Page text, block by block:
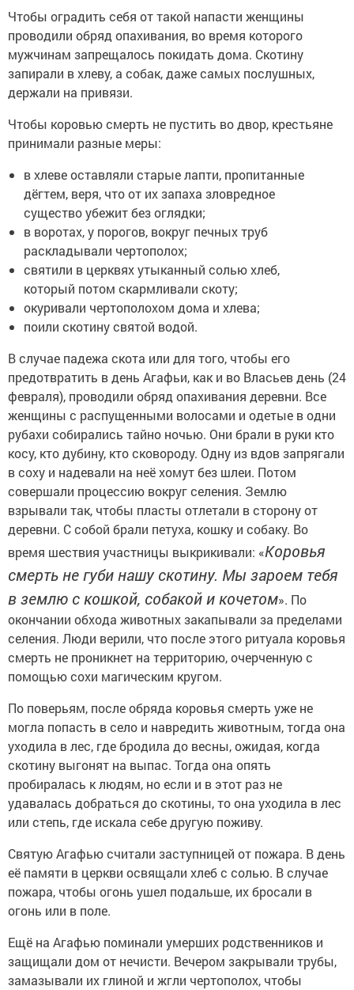
Чтобы оградить себя от такой напасти женщины
проводили обряд опахивания, во время которого
мужчинам запрещалось покидать дома. Скотину
запирали в хлеву, а собак, даже самых послушных,
держали на привязи.
Чтобы коровью смерть не пустить во двор, крестьяне
принимали разные меры:
в хлеве оставляли старые лапти, пропитанные
дёгтем, веря, что от их запаха зловредное
существо убежит без оглядки;
в воротах, у порогов, вокруг печных труб
раскладывали чертополох;
святили в церквях утыканный солью хлеб,
который потом скармливали скоту;
окуривали чертополохом дома и хлева;
поили скотину святой водой.
В случае падежа скота или для того, чтобы его
предотвратить в день Агафьи, как и во Власьев день (24
февраля), проводили обряд опахивания деревни. Все
женщины с распущенными волосами и одетые в одни
рубахи собирались тайно ночью. Они брали в руки кто
косу, кто дубину, кто сковороду. Одну из вдов запрягали
в соху и надевали на неё хомут без шлеи. Потом
совершали процессию вокруг селения. Землю
взрывали так, чтобы пласты отлетали в сторону от
деревни. С собой брали петуха, кошку и собаку. Во
время шествия участницы выкрикивали: «Коровья
смерть не губи нашу скотину. Мы зароем тебя
в землю с кошкой, собакой и кочетом». По
окончании обхода животных закапывали за пределами
селения. Люди верили, что после этого ритуала коровья
смерть не проникнет на территорию, очерченную с
помощью сохи магическим кругом.
По поверьям, после обряда коровья смерть уже не
могла попасть в село и навредить животным, тогда она
уходила в лес, где бродила до весны, ожидая, когда
скотину выгонят на выпас. Тогда она опять
пробиралась к людям, но если и в этот раз не
удавалась добраться до скотины, то она уходила в лес
или степь, где искала себе другую поживу.
Святую Агафью считали заступницей от пожара. В день
её памяти в церкви освящали хлеб с солью. В случае
пожара, чтобы огонь ушел подальше, их бросали в
огонь или в поле.
Ещё на Агафью поминали умерших родственников и
защищали дом от нечисти. Вечером закрывали трубы,
замазывали их глиной и жгли чертополох, чтобы